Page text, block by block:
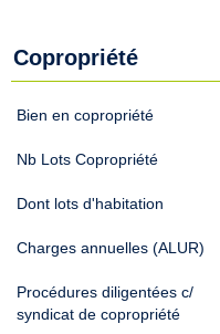
Copropriété
Bien en copropriété
Nb Lots Copropriété
Dont lots d'habitation
Charges annuelles (ALUR)
Procédures diligentées c/
syndicat de copropriété